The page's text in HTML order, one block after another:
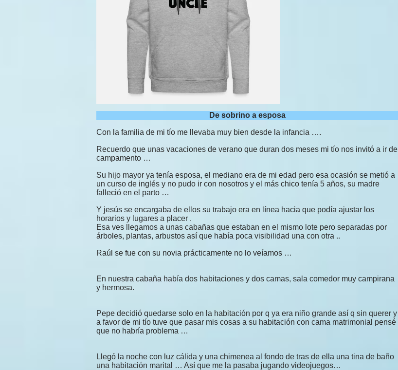
De sobrino a esposa
Con la familia de mi tío me llevaba muy bien desde la infancia ….
Recuerdo que unas vacaciones de verano que duran dos meses mi tío nos invitó a ir de
campamento …
Su hijo mayor ya tenía esposa, el mediano era de mi edad pero esa ocasión se metió a
un curso de inglés y no pudo ir con nosotros y el más chico tenía 5 años, su madre
falleció en el parto …
Y jesús se encargaba de ellos su trabajo era en línea hacia que podía ajustar los
horarios y lugares a placer .
Esa ves llegamos a unas cabañas que estaban en el mismo lote pero separadas por
árboles, plantas, arbustos así que había poca visibilidad una con otra ..
Raúl se fue con su novia prácticamente no lo veíamos …
En nuestra cabaña había dos habitaciones y dos camas, sala comedor muy campirana
y hermosa.
Pepe decidió quedarse solo en la habitación por q ya era niño grande así q sin querer y
a favor de mi tío tuve que pasar mis cosas a su habitación con cama matrimonial pensé
que no habría problema …
Llegó la noche con luz cálida y una chimenea al fondo de tras de ella una tina de baño
una habitación marital … Así que me la pasaba jugando videojuegos…